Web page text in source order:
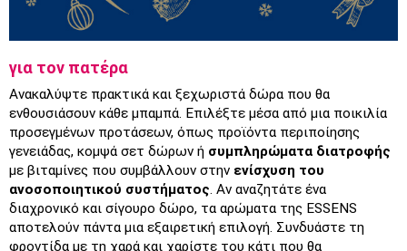
για τον πατέρα
Ανακαλύψτε πρακτικά και ξεχωριστά δώρα που θα
ενθουσιάσουν κάθε μπαμπά. Επιλέξτε μέσα από μια ποικιλία
προσεγμένων προτάσεων, όπως προϊόντα περιποίησης
γενειάδας, κομψά σετ δώρων ή συμπληρώματα διατροφής
με βιταμίνες που συμβάλλουν στην ενίσχυση του
ανοσοποιητικού συστήματος. Αν αναζητάτε ένα
διαχρονικό και σίγουρο δώρο, τα αρώματα της ESSENS
αποτελούν πάντα μια εξαιρετική επιλογή. Συνδυάστε τη
φροντίδα με τη χαρά και χαρίστε του κάτι που θα